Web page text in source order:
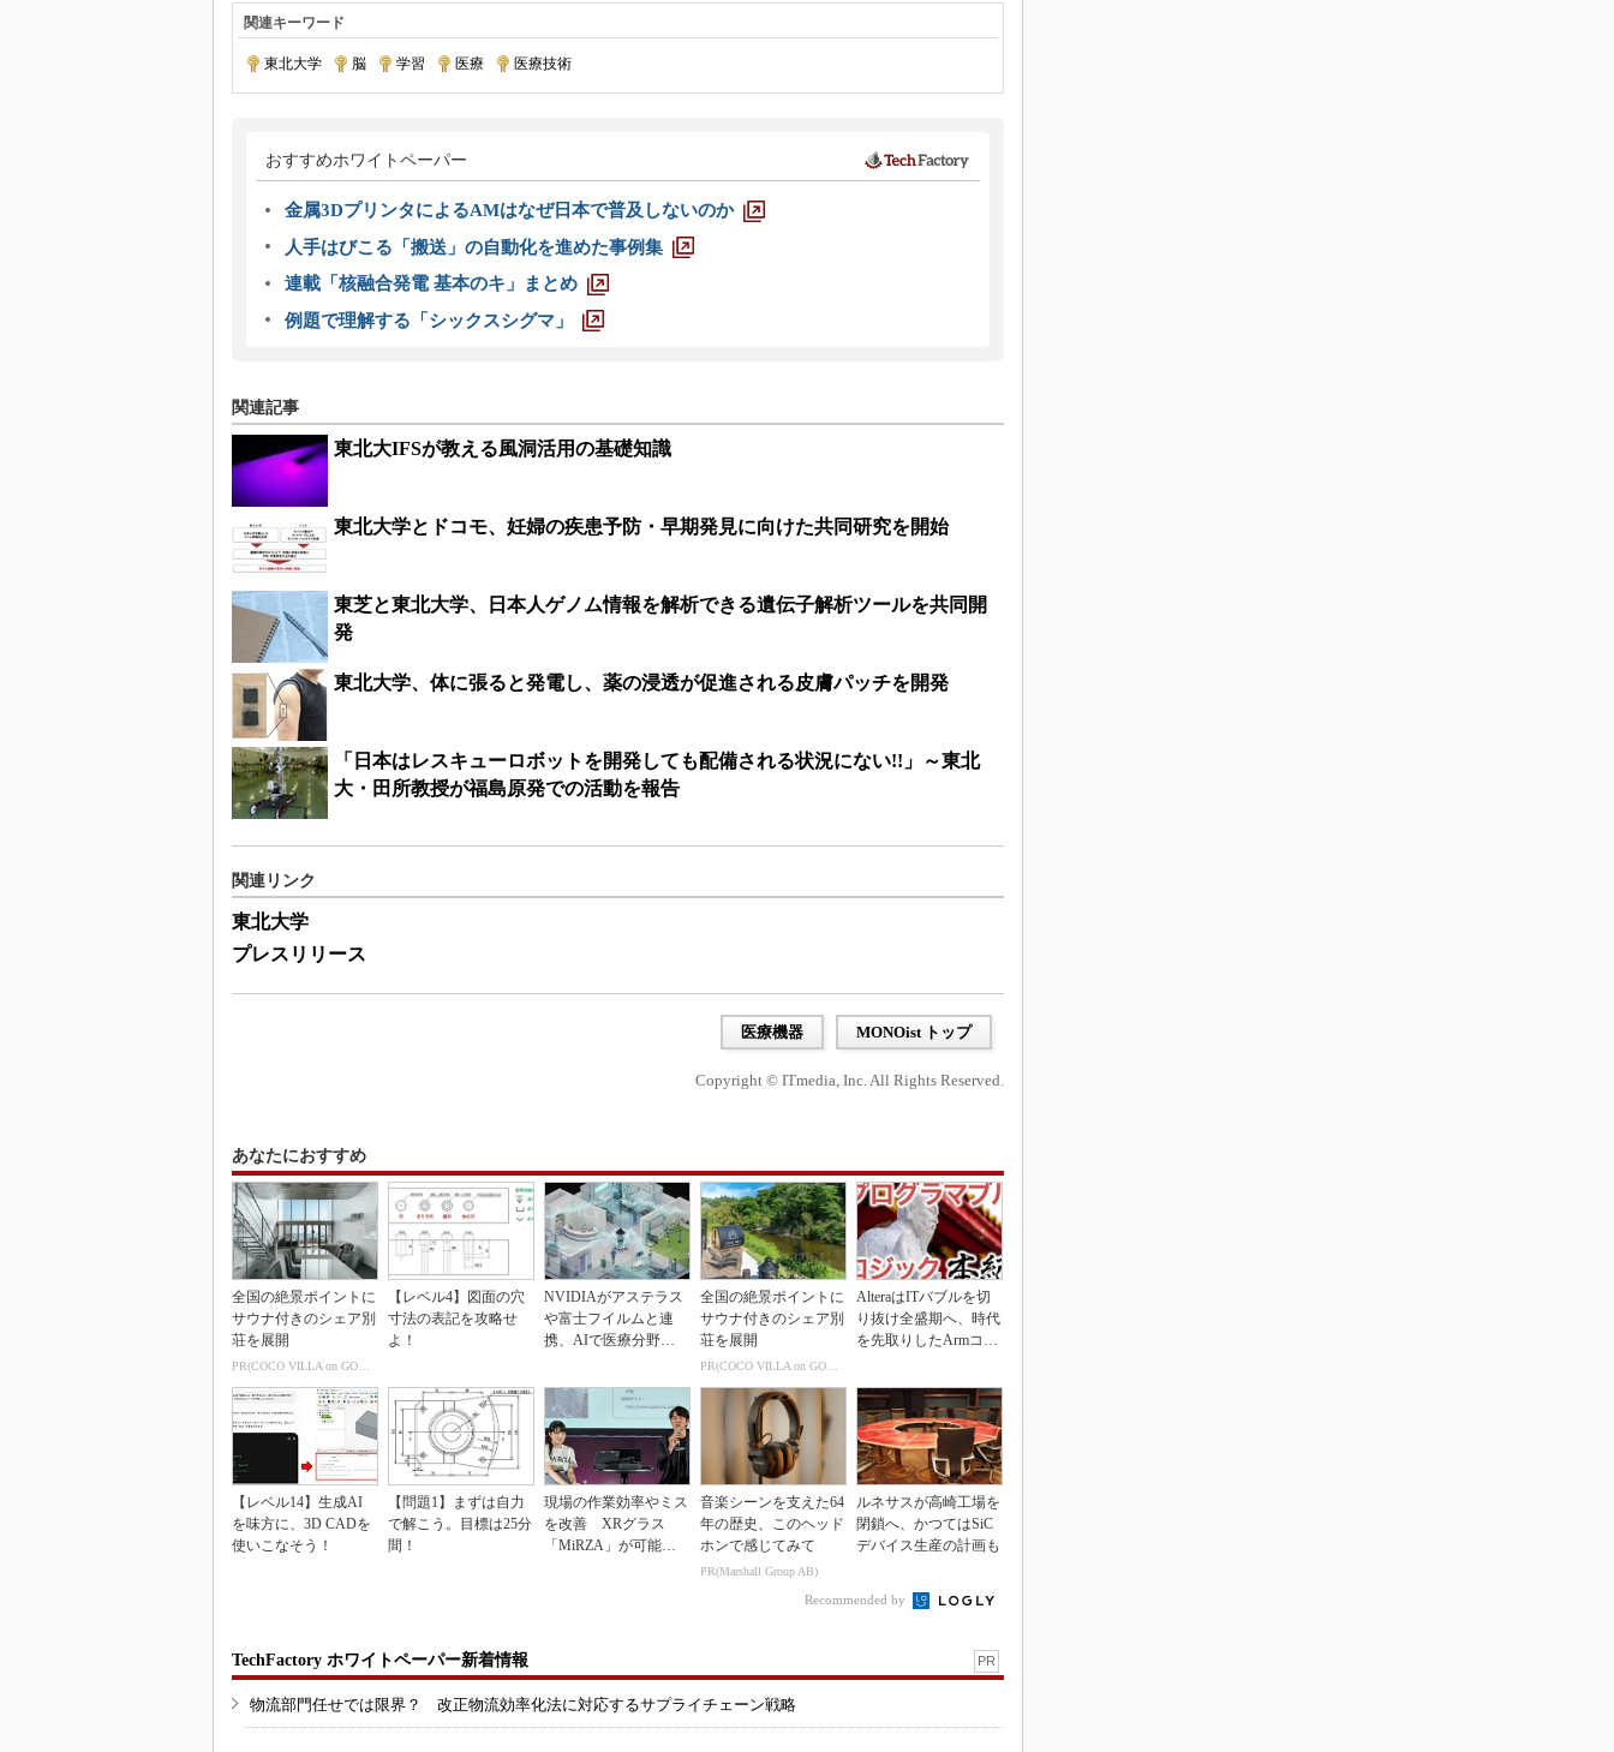
関連キーワード
東北大学 脳 学習 医療 医療技術
おすすめホワイトペーパー
金属3DプリンタによるAMはなぜ日本で普及しないのか
人手はびこる「搬送」の自動化を進めた事例集
連載「核融合発電 基本のキ」まとめ
例題で理解する「シックスシグマ」
関連記事
東北大IFSが教える風洞活用の基礎知識
東北大学とドコモ、妊婦の疾患予防・早期発見に向けた共同研究を開始
東芝と東北大学、日本人ゲノム情報を解析できる遺伝子解析ツールを共同開
発
東北大学、体に張ると発電し、薬の浸透が促進される皮膚パッチを開発
「日本はレスキューロボットを開発しても配備される状況にない!!」～東北
大・田所教授が福島原発での活動を報告
関連リンク
東北大学
プレスリリース
医療機器 MONOist トップ
Copyright © ITmedia, Inc. All Rights Reserved.
あなたにおすすめ
全国の絶景ポイントに
サウナ付きのシェア別
荘を展開
PR(COCO VILLA on GOETHE)
【レベル4】図面の穴
寸法の表記を攻略せ
よ！
NVIDIAがアステラス
や富士フイルムと連
携、AIで医療分野支
全国の絶景ポイントに
サウナ付きのシェア別
荘を展開
PR(COCO VILLA on GOETHE)
AlteraはITバブルを切
り抜け全盛期へ、時代
を先取りしたArmコア
【レベル14】生成AI
を味方に、3D CADを
使いこなそう！
【問題1】まずは自力
で解こう。目標は25分
間！
現場の作業効率やミス
を改善 XRグラス
「MiRZA」が可能に
音楽シーンを支えた64
年の歴史、このヘッド
ホンで感じてみて
PR(Marshall Group AB)
ルネサスが高崎工場を
閉鎖へ、かつてはSiC
デバイス生産の計画も
Recommended by
TechFactory ホワイトペーパー新着情報 PR
物流部門任せでは限界？ 改正物流効率化法に対応するサプライチェーン戦略